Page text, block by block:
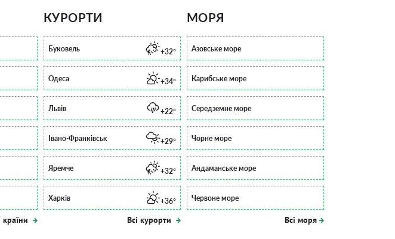
країни
КУРОРТИ
Буковель +32°
Одеса +34°
Львів +22°
Івано-Франківськ +29°
Яремче +32°
Харків +36°
Всі курорти
МОРЯ
Азовське море
Карибське море
Середземне море
Чорне море
Андаманське море
Червоне море
Всі моря